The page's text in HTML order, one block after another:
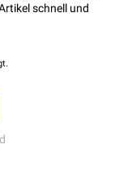
schnell und